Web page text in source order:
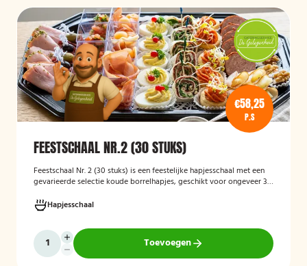
€58,25
P.S
FEESTSCHAAL NR.2 (30 STUKS)
Feestschaal Nr. 2 (30 stuks) is een feestelijke hapjesschaal met een
gevarieerde selectie koude borrelhapjes, geschikt voor ongeveer 30
feestelijke gelegenheden en biedt een gemakkelijke, kant-en-klare
oplossing voor het serveren van smakelijke hapjes aan uw gasten.
Hapjesschaal
Toevoegen